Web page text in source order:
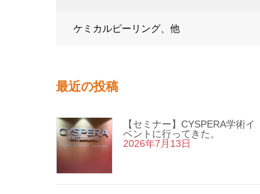
ケミカルピーリング、他
最近の投稿
【セミナー】CYSPERA学術イ
ベントに行ってきた。
2026年7月13日